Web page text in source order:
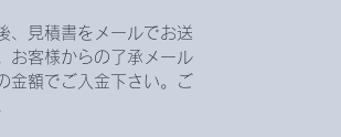
、見積書をメールでお送
お客様からの了承メール
金額でご入金下さい。ご